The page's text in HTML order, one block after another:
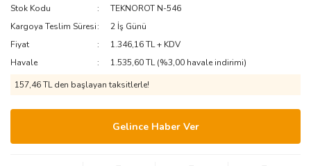
Stok Kodu
TEKNOROT N-546
Kargoya Teslim Süresi
2 İş Günü
Fiyat
1.346,16 TL + KDV
Havale
1.535,60 TL (%3,00 havale indirimi)
157,46 TL den başlayan taksitlerle!
Gelince Haber Ver